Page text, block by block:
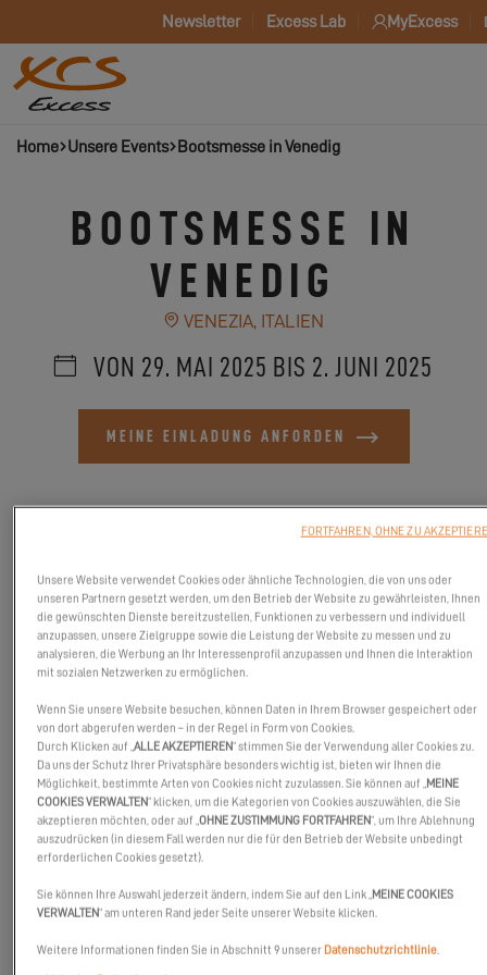
Newsletter Excess Lab MyExcess
Home Unsere Events Bootsmesse in Venedig
BOOTSMESSE IN
VENEDIG
VENEZIA, ITALIEN
VON 29. MAI 2025 BIS 2. JUNI 2025
MEINE EINLADUNG ANFORDEN
Besuchen Sie uns auf derVenezia Boat Show vom 29. Mai bis 2.
Juni, wo wir den beeindruckendenExcess 11präsentieren werden.
Verpassen Sie nicht die Gelegenheit, unvergleichliche Innovation
und Design zu erleben.
Wir sehen uns dort!
Unsere Website verwendet Cookies oder ähnliche Technologien, die von uns oder
unseren Partnern gesetzt werden, um den Betrieb der Website zu gewährleisten, Ihnen
die gewünschten Dienste bereitzustellen, Funktionen zu verbessern und individuell
anzupassen, unsere Zielgruppe sowie die Leistung der Website zu messen und zu
analysieren, die Werbung an Ihr Interessenprofil anzupassen und Ihnen die Interaktion
mit sozialen Netzwerken zu ermöglichen.
Wenn Sie unsere Website besuchen, können Daten in Ihrem Browser gespeichert oder
von dort abgerufen werden – in der Regel in Form von Cookies.
Durch Klicken auf „ALLE AKZEPTIEREN“ stimmen Sie der Verwendung aller Cookies zu.
Da uns der Schutz Ihrer Privatsphäre besonders wichtig ist, bieten wir Ihnen die
Möglichkeit, bestimmte Arten von Cookies nicht zuzulassen. Sie können auf „MEINE
COOKIES VERWALTEN“ klicken, um die Kategorien von Cookies auszuwählen, die Sie
akzeptieren möchten, oder auf „OHNE ZUSTIMMUNG FORTFAHREN“, um Ihre Ablehnung
auszudrücken (in diesem Fall werden nur die für den Betrieb der Website unbedingt
erforderlichen Cookies gesetzt).
Sie können Ihre Auswahl jederzeit ändern, indem Sie auf den Link „MEINE COOKIES
VERWALTEN“ am unteren Rand jeder Seite unserer Website klicken.
Weitere Informationen finden Sie in Abschnitt 9 unserer Datenschutzrichtlinie.
FORTFAHREN, OHNE ZU